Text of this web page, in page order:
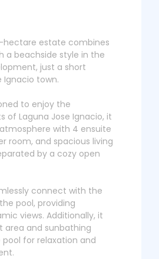
hectare estate combines
a beachside style in the
just a short
Ignacio town.
to enjoy the
of Laguna Jose Ignacio, it
with 4 ensuite
room, and spacious living
by a cozy open
connect with the
pool, providing
views. Additionally, it
area and sunbathing
for relaxation and